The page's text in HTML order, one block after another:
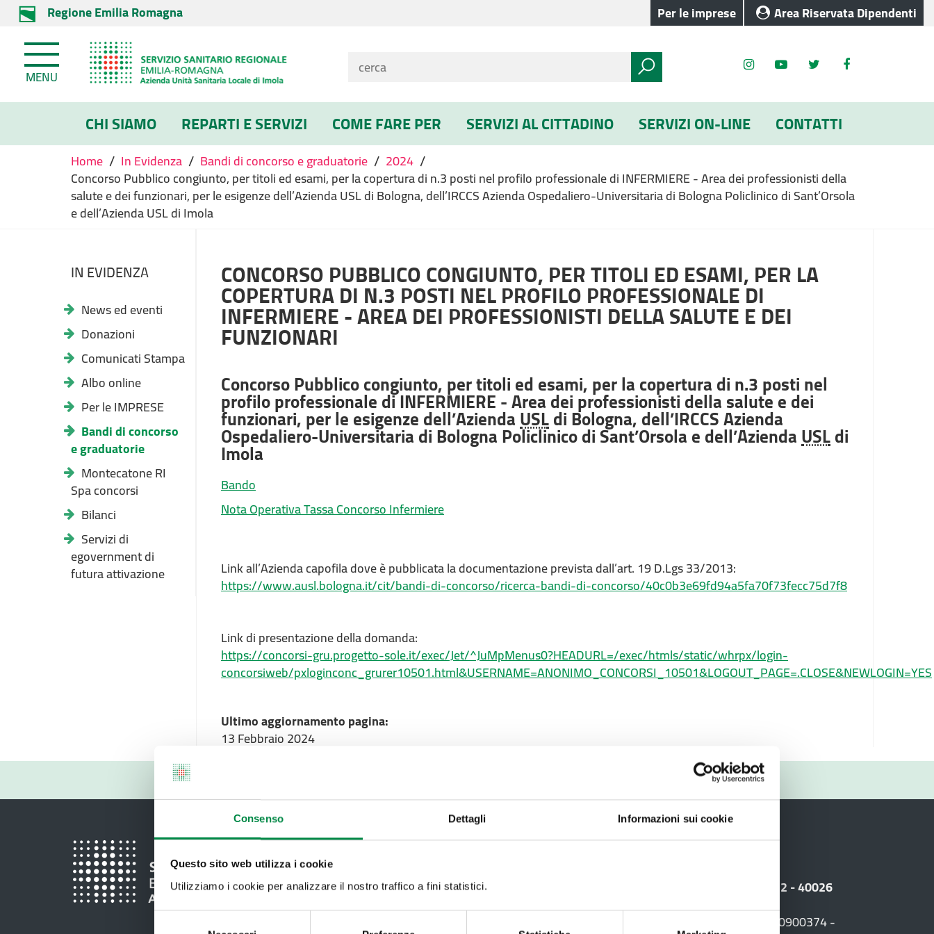
Consenso Dettagli Informazioni sui cookie
Questo sito web utilizza i cookie
Utilizziamo i cookie per analizzare il nostro traffico a fini statistici.
Regione Emilia Romagna Per le imprese Area Riservata Dipendenti
MENU
CHI SIAMO REPARTI E SERVIZI COME FARE PER SERVIZI AL CITTADINO SERVIZI ON-LINE CONTATTI
Home / In Evidenza / Bandi di concorso e graduatorie / 2024 /
Concorso Pubblico congiunto, per titoli ed esami, per la copertura di n.3 posti nel profilo professionale di INFERMIERE - Area dei professionisti della
salute e dei funzionari, per le esigenze dell’Azienda USL di Bologna, dell’IRCCS Azienda Ospedaliero-Universitaria di Bologna Policlinico di Sant’Orsola
e dell’Azienda USL di Imola
IN EVIDENZA
News ed eventi
Donazioni
Comunicati Stampa
Albo online
Per le IMPRESE
Bandi di concorso
e graduatorie
Montecatone RI
Spa concorsi
Bilanci
Servizi di
egovernment di
futura attivazione
CONCORSO PUBBLICO CONGIUNTO, PER TITOLI ED ESAMI, PER LA
COPERTURA DI N.3 POSTI NEL PROFILO PROFESSIONALE DI
INFERMIERE - AREA DEI PROFESSIONISTI DELLA SALUTE E DEI
FUNZIONARI
Concorso Pubblico congiunto, per titoli ed esami, per la copertura di n.3 posti nel
profilo professionale di INFERMIERE - Area dei professionisti della salute e dei
funzionari, per le esigenze dell’AziendaUSLdi Bologna, dell’IRCCS Azienda
Ospedaliero-Universitaria di Bologna Policlinico di Sant’Orsola e dell’AziendaUSLdi
Imola
Bando
Nota Operativa Tassa Concorso Infermiere
Link all’Azienda capofila dove è pubblicata la documentazione prevista dall’art. 19 D.Lgs 33/2013:
https://www.ausl.bologna.it/cit/bandi-di-concorso/ricerca-bandi-di-concorso/40c0b3e69fd94a5fa70f73fecc75d7f8
Link di presentazione della domanda:
https://concorsi-gru.progetto-sole.it/exec/Jet/^JuMpMenus0?HEADURL=/exec/htmls/static/whrpx/login-
concorsiweb/pxloginconc_grurer10501.html&USERNAME=ANONIMO_CONCORSI_10501&LOGOUT_PAGE=.CLOSE&NEWLOGIN=YES
Ultimo aggiornamento pagina:
13 Febbraio 2024
Azienda USL di Imola - Sede legale: Viale Amendola, 2 - 40026
Imola
T. +39 0542 604111 - F. +39 0542 604013 - CF 90000900374 -